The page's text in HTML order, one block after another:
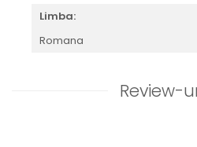
Limba:
Romana
Review-